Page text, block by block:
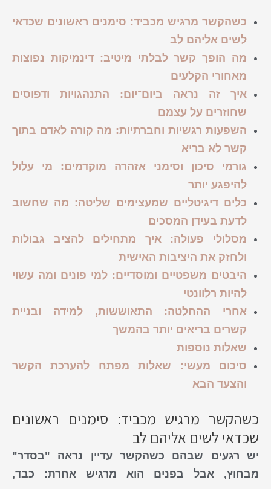
כשהקשר מרגיש מכביד: סימנים ראשונים שכדאי
לשים אליהם לב
מה הופך קשר לבלתי מיטיב: דינמיקות נפוצות
מאחורי הקלעים
איך זה נראה ביום־יום: התנהגויות ודפוסים
שחוזרים על עצמם
השפעות רגשיות וחברתיות: מה קורה לאדם בתוך
קשר לא בריא
גורמי סיכון וסימני אזהרה מוקדמים: מי עלול
להיפגע יותר
כלים דיגיטליים שמעצימים שליטה: מה שחשוב
לדעת בעידן המסכים
מסלולי פעולה: איך מתחילים להציב גבולות
ולחזק את היציבות האישית
היבטים משפטיים ומוסדיים: למי פונים ומה עשוי
להיות רלוונטי
אחרי ההחלטה: התאוששות, למידה ובניית
קשרים בריאים יותר בהמשך
שאלות נוספות
סיכום מעשי: שאלות מפתח להערכת הקשר
והצעד הבא
כשהקשר מרגיש מכביד: סימנים ראשונים
שכדאי לשים אליהם לב
יש רגעים שבהם כשהקשר עדיין נראה "בסדר"
מבחוץ, אבל בפנים הוא מרגיש אחרת: כבד,